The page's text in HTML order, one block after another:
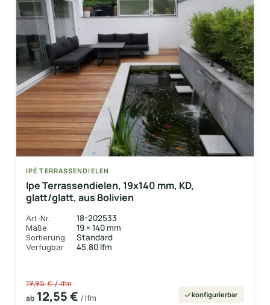
IPÉ TERRASSENDIELEN
Ipe Terrassendielen, 19x140 mm, KD,
glatt/glatt, aus Bolivien
Art-Nr. 18-202533
Maße 19 × 140 mm
Sortierung Standard
Verfügbar 45,80 lfm
19,95 € / lfm
ab 12,55 € / lfm konfigurierbar